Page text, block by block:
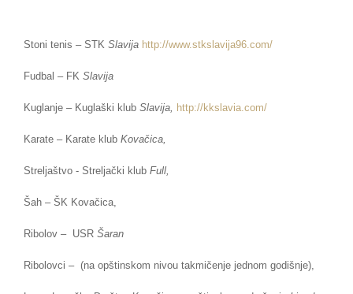
Stoni tenis – STK Slavija http://www.stkslavija96.com/
Fudbal – FK Slavija
Kuglanje – Kuglaški klub Slavija, http://kkslavia.com/
Karate – Karate klub Kovačica,
Streljaštvo - Streljački klub Full,
Šah – ŠK Kovačica,
Ribolov – USR Šaran
Ribolovci – (na opštinskom nivou takmičenje jednom godišnje),